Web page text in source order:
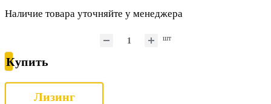
Наличие товара уточняйте у менеджера
шт
Купить
Лизинг